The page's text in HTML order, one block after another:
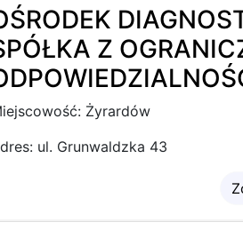
Z
Żyrardów
ul. Grunwaldzka 43